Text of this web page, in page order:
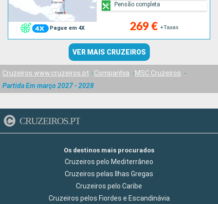
Pague em 4X 269 € +Taxas
Pensão completa
VER MAIS CRUZEIROS
Cruzeiros www.cruzeiros.pt Companhia
MSC Cruzeiros
Partida Em março 2027 - 2028
CRUZEIROS.PT
Os destinos mais procurados
Cruzeiros pelo Mediterrâneo
Cruzeiros pelas Ilhas Gregas
Cruzeiros pelo Caribe
Cruzeiros pelos Fiordes e Escandinávia